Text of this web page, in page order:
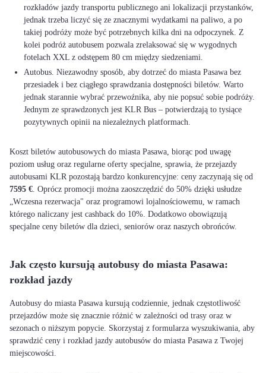
rozkładów jazdy transportu publicznego ani lokalizacji przystanków,
jednak trzeba liczyć się ze znacznymi wydatkami na paliwo, a po
takiej podróży może być potrzebnych kilka dni na odpoczynek. Z
kolei podróż autobusem pozwala zrelaksować się w wygodnych
fotelach XXL z odstępem 80 cm między siedzeniami.
Autobus. Niezawodny sposób, aby dotrzeć do miasta Pasawa bez
przesiadek i bez ciągłego sprawdzania dostępności biletów. Warto
jednak starannie wybrać przewoźnika, aby nie popsuć sobie podróży.
Jednym ze sprawdzonych jest KLR Bus – potwierdzają to tysiące
pozytywnych opinii na niezależnych platformach.
Koszt biletów autobusowych do miasta Pasawa, biorąc pod uwagę
poziom usług oraz regularne oferty specjalne, sprawia, że przejazdy
autobusami KLR pozostają bardzo konkurencyjne: ceny zaczynają się od
7595 €. Oprócz promocji można zaoszczędzić do 50% dzięki usłudze
„Wczesna rezerwacja" oraz programowi lojalnościowemu, w ramach
którego naliczany jest cashback do 10%. Dodatkowo obowiązują
specjalne ceny biletów dla dzieci, seniorów oraz naszych obrońców.
Jak często kursują autobusy do miasta Pasawa:
rozkład jazdy
Autobusy do miasta Pasawa kursują codziennie, jednak częstotliwość
przejazdów może się znacznie różnić w zależności od trasy oraz w
sezonach o niższym popycie. Skorzystaj z formularza wyszukiwania, aby
sprawdzić ceny i rozkład jazdy autobusów do miasta Pasawa z Twojej
miejscowości.